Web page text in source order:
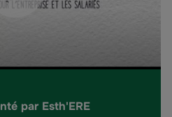
par Esth'ERE